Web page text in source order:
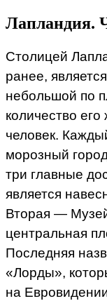
Лапландия.
Столицей
ранее,
небольшой по
количество
человек.
морозный
три главные
является
Вторая —
центральная
Последняя
«Лорды»,
на